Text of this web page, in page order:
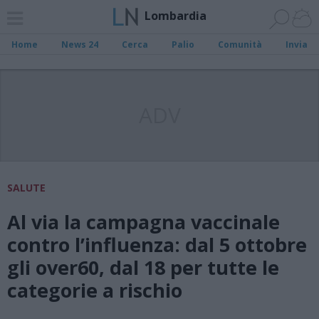
Lombardia
Home News 24 Cerca Palio Comunità Invia
SALUTE
Al via la campagna vaccinale
contro l’influenza: dal 5 ottobre
gli over60, dal 18 per tutte le
categorie a rischio